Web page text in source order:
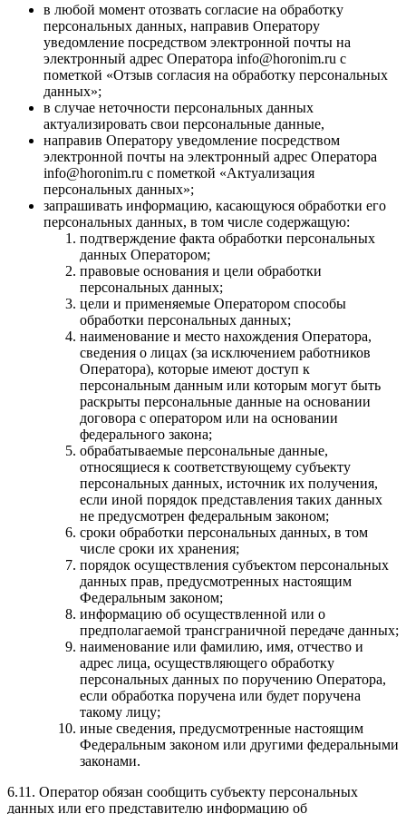
в любой момент отозвать согласие на обработку
персональных данных, направив Оператору
уведомление посредством электронной почты на
электронный адрес Оператора info@horonim.ru с
пометкой «Отзыв согласия на обработку персональных
данных»;
в случае неточности персональных данных
актуализировать свои персональные данные,
направив Оператору уведомление посредством
электронной почты на электронный адрес Оператора
info@horonim.ru с пометкой «Актуализация
персональных данных»;
запрашивать информацию, касающуюся обработки его
персональных данных, в том числе содержащую:
подтверждение факта обработки персональных
данных Оператором;
правовые основания и цели обработки
персональных данных;
цели и применяемые Оператором способы
обработки персональных данных;
наименование и место нахождения Оператора,
сведения о лицах (за исключением работников
Оператора), которые имеют доступ к
персональным данным или которым могут быть
раскрыты персональные данные на основании
договора с оператором или на основании
федерального закона;
обрабатываемые персональные данные,
относящиеся к соответствующему субъекту
персональных данных, источник их получения,
если иной порядок представления таких данных
не предусмотрен федеральным законом;
сроки обработки персональных данных, в том
числе сроки их хранения;
порядок осуществления субъектом персональных
данных прав, предусмотренных настоящим
Федеральным законом;
информацию об осуществленной или о
предполагаемой трансграничной передаче данных;
наименование или фамилию, имя, отчество и
адрес лица, осуществляющего обработку
персональных данных по поручению Оператора,
если обработка поручена или будет поручена
такому лицу;
иные сведения, предусмотренные настоящим
Федеральным законом или другими федеральными
законами.
6.11. Оператор обязан сообщить субъекту персональных
данных или его представителю информацию об